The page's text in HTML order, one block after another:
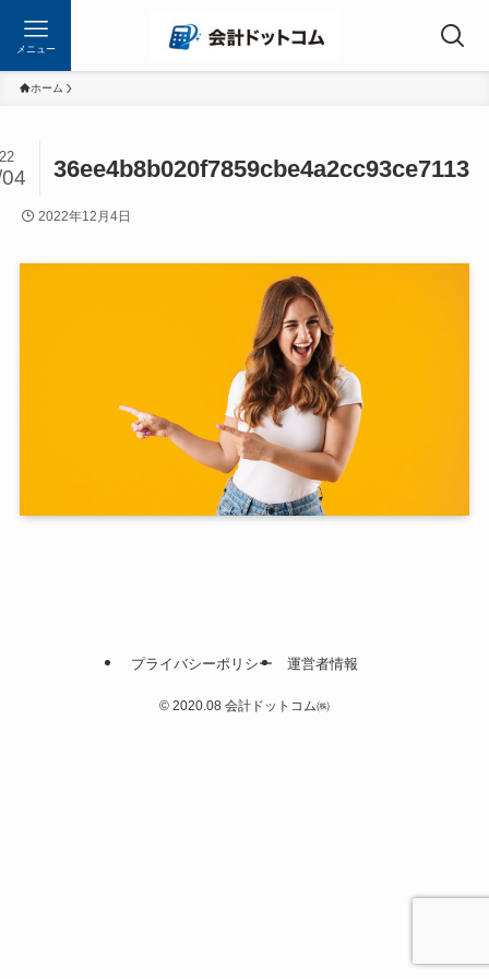
メニュー
ホーム
36ee4b8b020f7859cbe4a2cc93ce7113
2022年12月4日
プライバシーポリシー 運営者情報
© 2020.08 会計ドットコム㈱